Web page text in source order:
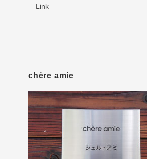
Link
chère amie